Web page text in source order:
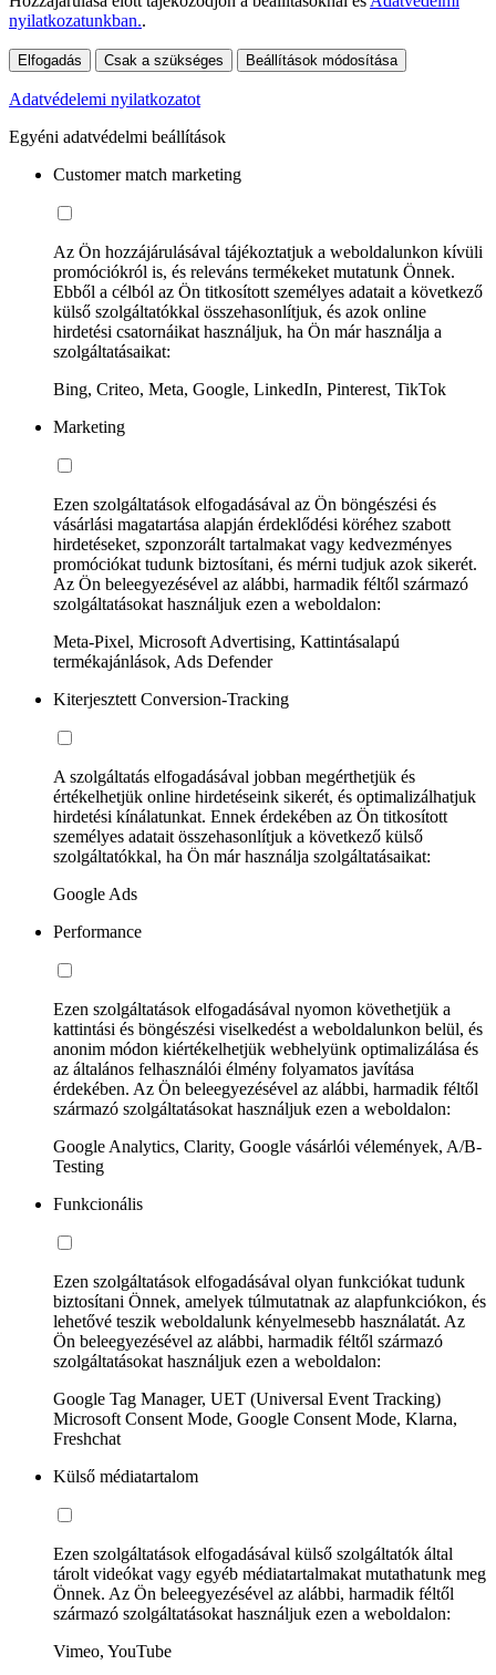
nyilatkozatunkban..
Elfogadás Csak a szükséges Beállítások módosítása
Adatvédelemi nyilatkozatot
Egyéni adatvédelmi beállítások
Customer match marketing
Az Ön hozzájárulásával tájékoztatjuk a weboldalunkon kívüli
promóciókról is, és releváns termékeket mutatunk Önnek.
Ebből a célból az Ön titkosított személyes adatait a következő
külső szolgáltatókkal összehasonlítjuk, és azok online
hirdetési csatornáikat használjuk, ha Ön már használja a
szolgáltatásaikat:
Bing, Criteo, Meta, Google, LinkedIn, Pinterest, TikTok
Marketing
Ezen szolgáltatások elfogadásával az Ön böngészési és
vásárlási magatartása alapján érdeklődési köréhez szabott
hirdetéseket, szponzorált tartalmakat vagy kedvezményes
promóciókat tudunk biztosítani, és mérni tudjuk azok sikerét.
Az Ön beleegyezésével az alábbi, harmadik féltől származó
szolgáltatásokat használjuk ezen a weboldalon:
Meta-Pixel, Microsoft Advertising, Kattintásalapú
termékajánlások, Ads Defender
Kiterjesztett Conversion-Tracking
A szolgáltatás elfogadásával jobban megérthetjük és
értékelhetjük online hirdetéseink sikerét, és optimalizálhatjuk
hirdetési kínálatunkat. Ennek érdekében az Ön titkosított
személyes adatait összehasonlítjuk a következő külső
szolgáltatókkal, ha Ön már használja szolgáltatásaikat:
Google Ads
Performance
Ezen szolgáltatások elfogadásával nyomon követhetjük a
kattintási és böngészési viselkedést a weboldalunkon belül, és
anonim módon kiértékelhetjük webhelyünk optimalizálása és
az általános felhasználói élmény folyamatos javítása
érdekében. Az Ön beleegyezésével az alábbi, harmadik féltől
származó szolgáltatásokat használjuk ezen a weboldalon:
Google Analytics, Clarity, Google vásárlói vélemények, A/B-
Testing
Funkcionális
Ezen szolgáltatások elfogadásával olyan funkciókat tudunk
biztosítani Önnek, amelyek túlmutatnak az alapfunkciókon, és
lehetővé teszik weboldalunk kényelmesebb használatát. Az
Ön beleegyezésével az alábbi, harmadik féltől származó
szolgáltatásokat használjuk ezen a weboldalon:
Google Tag Manager, UET (Universal Event Tracking)
Microsoft Consent Mode, Google Consent Mode, Klarna,
Freshchat
Külső médiatartalom
Ezen szolgáltatások elfogadásával külső szolgáltatók által
tárolt videókat vagy egyéb médiatartalmakat mutathatunk meg
Önnek. Az Ön beleegyezésével az alábbi, harmadik féltől
származó szolgáltatásokat használjuk ezen a weboldalon:
Vimeo, YouTube